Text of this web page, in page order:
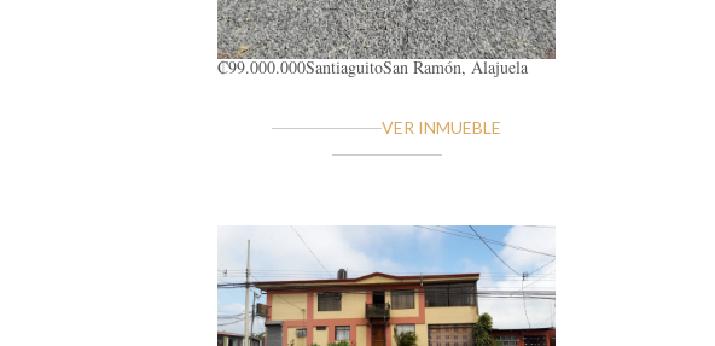
₡99.000.000SantiaguitoSan Ramón, Alajuela
VER INMUEBLE